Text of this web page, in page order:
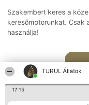
TURUL Állatok
17:15
Szakembert keres a
keresőmotorunkat. Csak
használja!